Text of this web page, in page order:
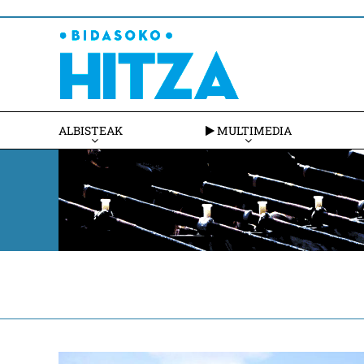
ALBISTEAK MULTIMEDIA